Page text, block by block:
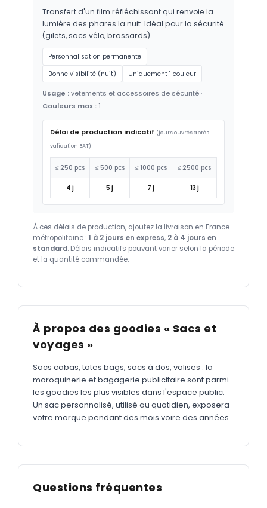
Transfert d'un film réfléchissant qui renvoie la
lumière des phares la nuit. Idéal pour la sécurité
(gilets, sacs vélo, brassards).
Personnalisation permanente
Bonne visibilité (nuit)
Uniquement 1 couleur
Usage :vêtements et accessoires de sécurité ·
Couleurs max : 1
Délai de production indicatif (jours ouvrés après
validation BAT)
≤ 250 pcs ≤ 500 pcs ≤ 1000 pcs ≤ 2500 pcs
4 j 5 j 7 j 13 j
À ces délais de production, ajoutez la livraison en France
métropolitaine : 1 à 2 jours en express, 2 à 4 jours en
standard. Délais indicatifs pouvant varier selon la période
et la quantité commandée.
À propos des goodies « Sacs et
voyages »
Sacs cabas, totes bags, sacs à dos, valises : la
maroquinerie et bagagerie publicitaire sont parmi
les goodies les plus visibles dans l'espace public.
Un sac personnalisé, utilisé au quotidien, exposera
votre marque pendant des mois voire des années.
Questions fréquentes